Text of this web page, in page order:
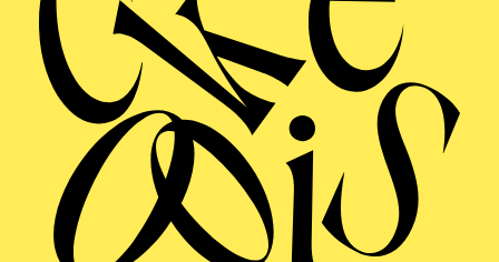
Konzerthaus Dortmund, Klavier-Festival Ruhr und
Heinersdorff Konzerte präsentieren vom 17. Oktober
2026 bis 07. Juli 2027 alle 32 Klaviersonaten in acht
Konzerten an sieben Orten